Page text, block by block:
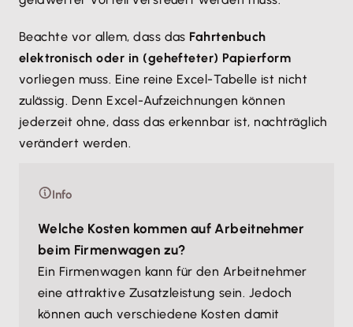
Beachte vor allem, dass das Fahrtenbuch
elektronisch oder in (gehefteter) Papierform
vorliegen muss. Eine reine Excel-Tabelle ist nicht
zulässig. Denn Excel-Aufzeichnungen können
jederzeit ohne, dass das erkennbar ist, nachträglich
verändert werden.
Info
Welche Kosten kommen auf Arbeitnehmer
beim Firmenwagen zu?
Ein Firmenwagen kann für den Arbeitnehmer
eine attraktive Zusatzleistung sein. Jedoch
können auch verschiedene Kosten damit